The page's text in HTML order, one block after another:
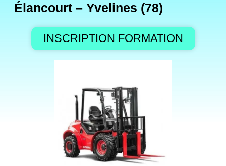
Élancourt – Yvelines (78)
INSCRIPTION FORMATION